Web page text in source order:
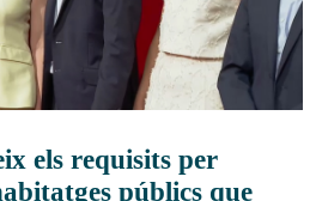
els requisits per
públics que